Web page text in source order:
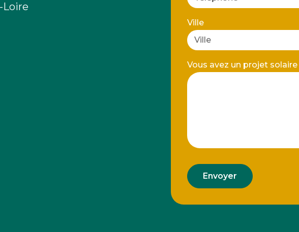
Loire
Ville
Vous avez un projet
Envoyer